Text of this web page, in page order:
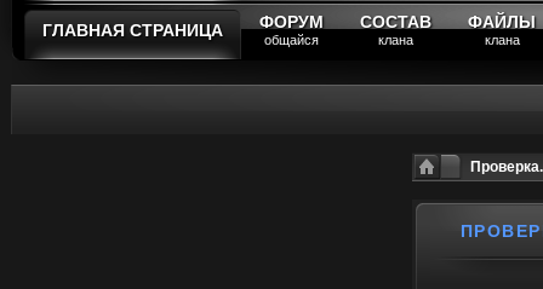
ГЛАВНАЯ СТРАНИЦА ФОРУМ
общайся
СОСТАВ
клана
ФАЙЛЫ
клана
Проверка.